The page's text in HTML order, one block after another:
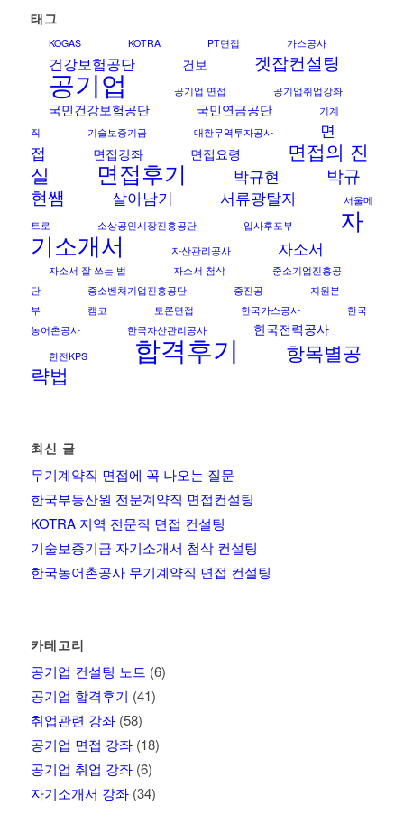
태그
KOGAS KOTRA PT면접 가스공사
건강보험공단 건보 겟잡컨설팅
공기업 공기업 면접 공기업취업강좌
국민건강보험공단 국민연금공단
기계
직
기술보증기금 대한무역투자공사
면
접
면접강좌 면접요령
면접의 진
실
면접후기 박규현
박규
현쌤
살아남기 서류광탈자
서울메
트로
소상공인시장진흥공단 입사후포부 자
기소개서 자산관리공사 자소서
자소서 잘 쓰는 법 자소서 첨삭
중소기업진흥공
단
중소벤처기업진흥공단 중진공
지원본
부
캠코 토론면접 한국가스공사
한국
농어촌공사
한국자산관리공사 한국전력공사
한전KPS 합격후기
항목별공
략법
최신 글
무기계약직 면접에 꼭 나오는 질문
한국부동산원 전문계약직 면접컨설팅
KOTRA 지역 전문직 면접 컨설팅
기술보증기금 자기소개서 첨삭 컨설팅
한국농어촌공사 무기계약직 면접 컨설팅
카테고리
공기업 컨설팅 노트 (6)
공기업 합격후기 (41)
취업관련 강좌(58)
공기업 면접 강좌(18)
공기업 취업 강좌(6)
자기소개서 강좌(34)